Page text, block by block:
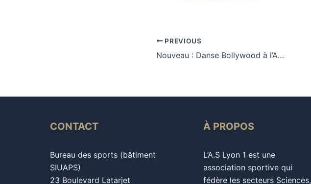
PREVIOUS
Nouveau : Danse Bollywood à l’AS LYON 1
CONTACT
Bureau des sports (bâtiment
SIUAPS)
23 Boulevard Latarjet
À PROPOS
L’A.S Lyon 1 est une
association sportive qui
fédère les secteurs Sciences,